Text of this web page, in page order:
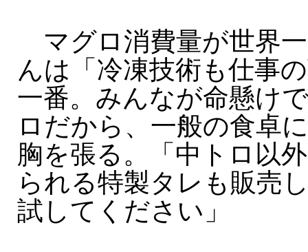
マグロ消費量が世界
んは「冷凍技術も仕事
一番。みんなが命懸け
ロだから、一般の食卓
胸を張る。「中トロ以
られる特製タレも販売
試してください」